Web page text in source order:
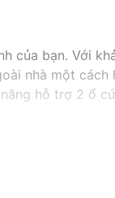
của bạn. Với
nhà một cách
hỗ trợ 2 ổ
công nghệ
văn phòng của